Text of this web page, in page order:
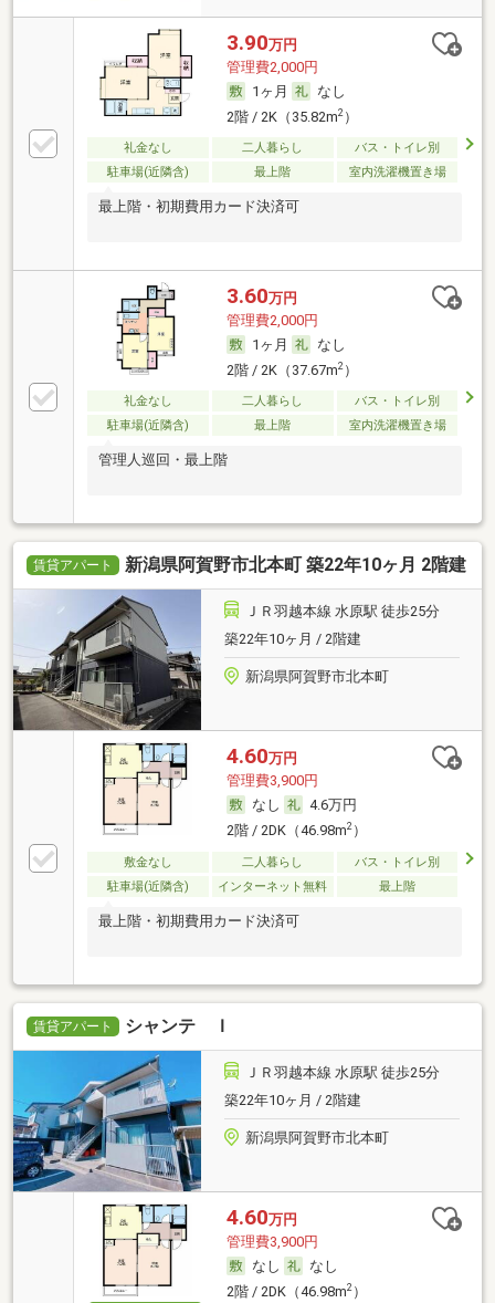
3.90万円
管理費2,000円
1ヶ月
なし
2階 / 2K（35.82m2）
礼金なし 二人暮らし
バス・トイレ別
駐車場(近隣含)
最上階 室内洗濯機置き場
最上階・初期費用カード決済可
3.60万円
管理費2,000円
1ヶ月
なし
2階 / 2K（37.67m2）
礼金なし 二人暮らし
バス・トイレ別
駐車場(近隣含)
最上階 室内洗濯機置き場
管理人巡回・最上階
賃貸アパート 新潟県阿賀野市北本町 築22年10ヶ月 2階建
ＪＲ羽越本線 水原駅 徒歩25分
築22年10ヶ月 / 2階建
新潟県阿賀野市北本町
4.60万円
管理費3,900円
なし
4.6万円
2階 / 2DK（46.98m2）
敷金なし 二人暮らし
バス・トイレ別
駐車場(近隣含)
インターネット無料 最上階
最上階・初期費用カード決済可
賃貸アパート シャンテ Ｉ
ＪＲ羽越本線 水原駅 徒歩25分
築22年10ヶ月 / 2階建
新潟県阿賀野市北本町
4.60万円
管理費3,900円
なし
なし
2階 / 2DK（46.98m2）